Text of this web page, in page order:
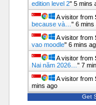
edition level 2" 5 mins
A visitor from
because và… " 6 mins
A visitor from
vao moodle" 6 mins
A visitor from
Nai năm 2026… " 7
A visitor from
mins ago
Get